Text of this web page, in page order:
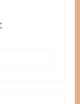
i et nyt vindue))